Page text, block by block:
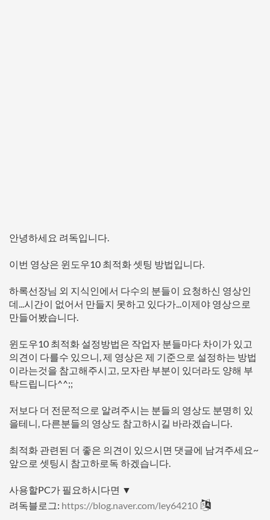
안녕하세요 려독입니다.
이번 영상은 윈도우10 최적화 셋팅 방법입니다.
하록선장님 외 지식인에서 다수의 분들이 요청하신 영상인
데...시간이 없어서 만들지 못하고 있다가...이제야 영상으로
만들어봤습니다.
윈도우10 최적화 설정방법은 작업자 분들마다 차이가 있고
의견이 다를수 있으니, 제 영상은 제 기준으로 설정하는 방법
이라는것을 참고해주시고, 모자란 부분이 있더라도 양해 부
탁드립니다^^;;
저보다 더 전문적으로 알려주시는 분들의 영상도 분명히 있
을테니, 다른분들의 영상도 참고하시길 바라겠습니다.
최적화 관련된 더 좋은 의견이 있으시면 댓글에 남겨주세요~
앞으로 셋팅시 참고하로독 하겠습니다.
사용할PC가 필요하시다면 ▼
려독블로그: https://blog.naver.com/ley64210